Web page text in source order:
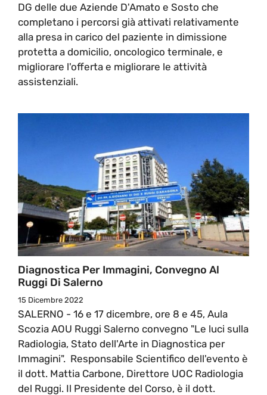
DG delle due Aziende D'Amato e Sosto che
completano i percorsi già attivati relativamente
alla presa in carico del paziente in dimissione
protetta a domicilio, oncologico terminale, e
migliorare l'offerta e migliorare le attività
assistenziali.
Diagnostica Per Immagini, Convegno Al
Ruggi Di Salerno
15 Dicembre 2022
SALERNO - 16 e 17 dicembre, ore 8 e 45, Aula
Scozia AOU Ruggi Salerno convegno "Le luci sulla
Radiologia, Stato dell'Arte in Diagnostica per
Immagini". Responsabile Scientifico dell'evento è
il dott. Mattia Carbone, Direttore UOC Radiologia
del Ruggi. Il Presidente del Corso, è il dott.